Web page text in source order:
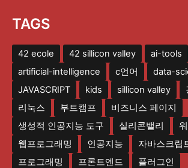
TAGS
42 ecole 42 sillicon valley
ai-tools
artificial-intelligence
c언어
data-
JAVASCRIPT
kids sillicon valley
리눅스
부트캠프
비즈니스 페이지
생성적 인공지능 도구
실리콘밸리
웹프로그래밍
인공지능 자바스크립
프로그래밍
프론트엔드 플러그인